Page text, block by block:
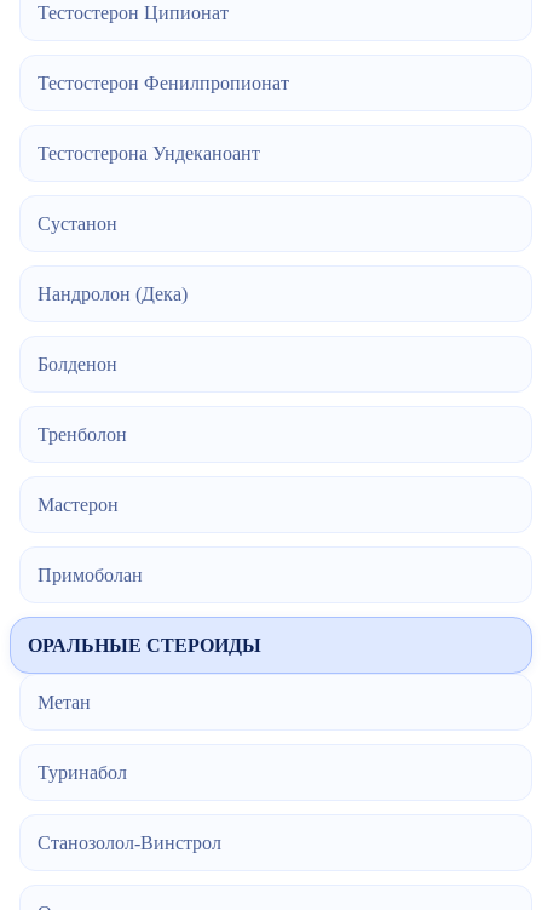
Тестостерон Ципионат
Тестостерон Фенилпропионат
Тестостерона Ундеканоант
Сустанон
Нандролон (Дека)
Болденон
Тренболон
Мастерон
Примоболан
ОРАЛЬНЫЕ СТЕРОИДЫ
Метан
Туринабол
Станозолол-Винстрол